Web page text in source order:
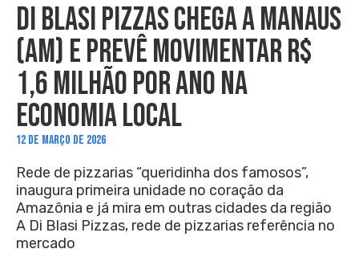
DI BLASI PIZZAS CHEGA A MANAUS
(AM) E PREVÊ MOVIMENTAR R$
1,6 MILHÃO POR ANO NA
ECONOMIA LOCAL
12 DE MARÇO DE 2026
Rede de pizzarias “queridinha dos famosos”,
inaugura primeira unidade no coração da
Amazônia e já mira em outras cidades da região
A Di Blasi Pizzas, rede de pizzarias referência no
mercado